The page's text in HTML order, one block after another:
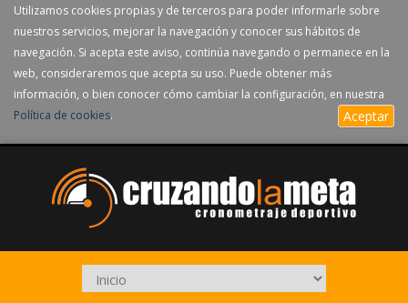
Utilizamos cookies propias y de terceros para poder informarle sobre
nuestros servicios, mejorar la navegación y conocer sus hábitos de
navegación. Si acepta este aviso, continúa navegando o permanece en la
web, consideraremos que acepta su uso. Puede obtener más
información, o bien conocer cómo cambiar la configuración, en nuestra
Política de cookies. Aceptar